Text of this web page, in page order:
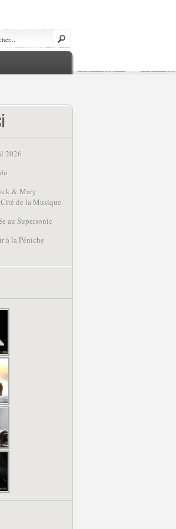
2026
& Mary
de la Musique
au Supersonic
à la Péniche